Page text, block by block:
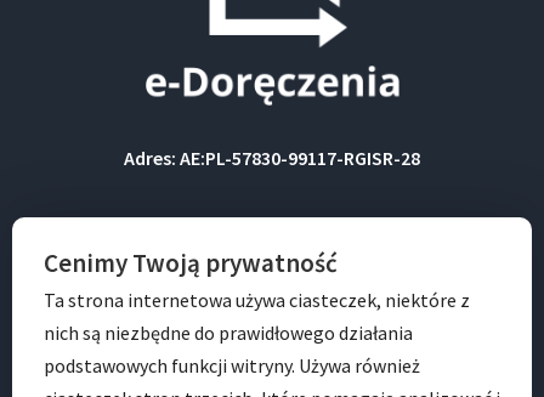
Adres: AE:PL-57830-99117-RGISR-28
BIP
Cenimy Twoją prywatność
Ta strona internetowa używa ciasteczek, niektóre z
nich są niezbędne do prawidłowego działania
podstawowych funkcji witryny. Używa również